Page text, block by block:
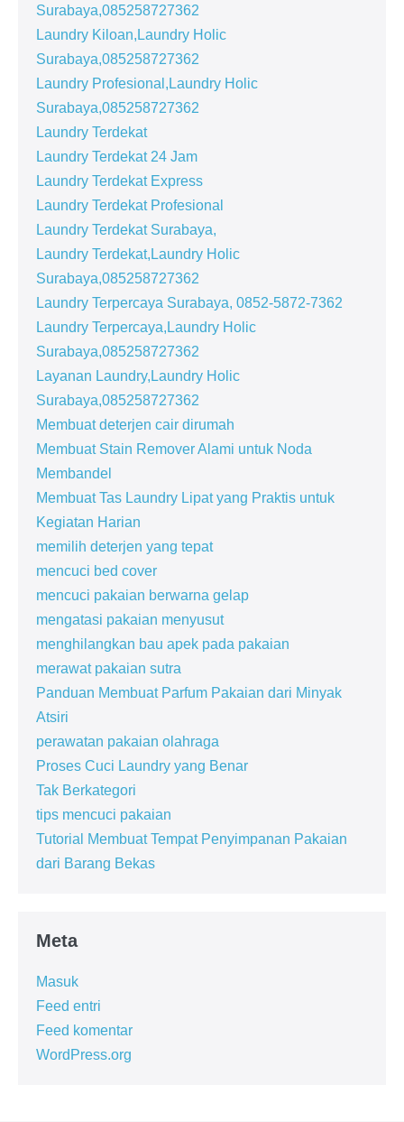
Surabaya,085258727362
Laundry Kiloan,Laundry Holic
Surabaya,085258727362
Laundry Profesional,Laundry Holic
Surabaya,085258727362
Laundry Terdekat
Laundry Terdekat 24 Jam
Laundry Terdekat Express
Laundry Terdekat Profesional
Laundry Terdekat Surabaya,
Laundry Terdekat,Laundry Holic
Surabaya,085258727362
Laundry Terpercaya Surabaya, 0852-5872-7362
Laundry Terpercaya,Laundry Holic
Surabaya,085258727362
Layanan Laundry,Laundry Holic
Surabaya,085258727362
Membuat deterjen cair dirumah
Membuat Stain Remover Alami untuk Noda
Membandel
Membuat Tas Laundry Lipat yang Praktis untuk
Kegiatan Harian
memilih deterjen yang tepat
mencuci bed cover
mencuci pakaian berwarna gelap
mengatasi pakaian menyusut
menghilangkan bau apek pada pakaian
merawat pakaian sutra
Panduan Membuat Parfum Pakaian dari Minyak
Atsiri
perawatan pakaian olahraga
Proses Cuci Laundry yang Benar
Tak Berkategori
tips mencuci pakaian
Tutorial Membuat Tempat Penyimpanan Pakaian
dari Barang Bekas
Meta
Masuk
Feed entri
Feed komentar
WordPress.org